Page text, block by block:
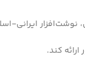
محصولات فرهنگی،